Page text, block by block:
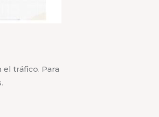
tráfico. Para